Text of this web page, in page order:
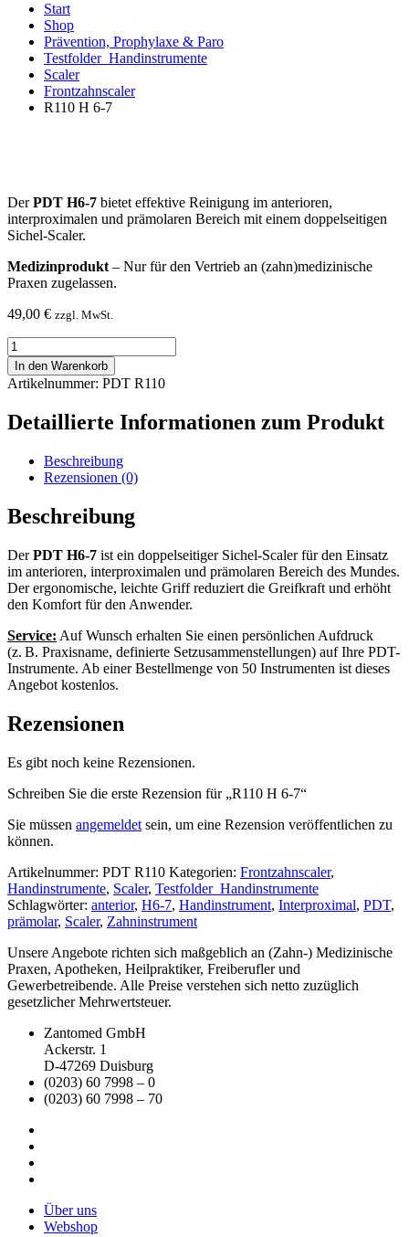
Start
Shop
Prävention, Prophylaxe & Paro
Testfolder_Handinstrumente
Scaler
Frontzahnscaler
R110 H 6-7
DerPDT H6-7 bietet effektive Reinigung im anterioren,
interproximalen und prämolaren Bereich mit einem doppelseitigen
Sichel-Scaler.
Medizinprodukt – Nur für den Vertrieb an (zahn)medizinische
Praxen zugelassen.
49,00 € zzgl. MwSt.
R110
H
6-
7
In den Warenkorb
Artikelnummer: PDT R110
Detaillierte Informationen zum Produkt
Beschreibung
Rezensionen (0)
Beschreibung
DerPDT H6-7 ist ein doppelseitiger Sichel-Scaler für den Einsatz
im anterioren, interproximalen und prämolaren Bereich des Mundes.
Der ergonomische, leichte Griff reduziert die Greifkraft und erhöht
den Komfort für den Anwender.
Service: Auf Wunsch erhalten Sie einen persönlichen Aufdruck
(z. B. Praxisname, definierte Setzusammenstellungen) auf Ihre PDT-
Instrumente. Ab einer Bestellmenge von 50 Instrumenten ist dieses
Angebot kostenlos.
Rezensionen
Es gibt noch keine Rezensionen.
Schreiben Sie die erste Rezension für „R110 H 6-7“
Sie müssen angemeldet sein, um eine Rezension veröffentlichen zu
können.
Artikelnummer: PDT R110 Kategorien: Frontzahnscaler,
Handinstrumente, Scaler, Testfolder_Handinstrumente
Schlagwörter: anterior, H6-7, Handinstrument, Interproximal, PDT,
prämolar, Scaler, Zahninstrument
Unsere Angebote richten sich maßgeblich an (Zahn-) Medizinische
Praxen, Apotheken, Heilpraktiker, Freiberufler und
Gewerbetreibende. Alle Preise verstehen sich netto zuzüglich
gesetzlicher Mehrwertsteuer.
Zantomed GmbH
Ackerstr. 1
D-47269 Duisburg
(0203) 60 7998 – 0
(0203) 60 7998 – 70
Über uns
Webshop